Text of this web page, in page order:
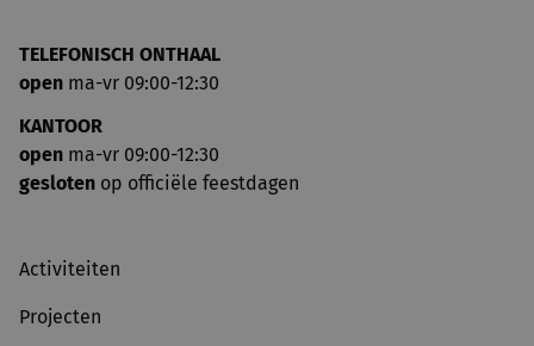
TELEFONISCH ONTHAAL
open ma-vr 09:00-12:30
KANTOOR
open ma-vr 09:00-12:30
gesloten op officiële feestdagen
Activiteiten
Projecten